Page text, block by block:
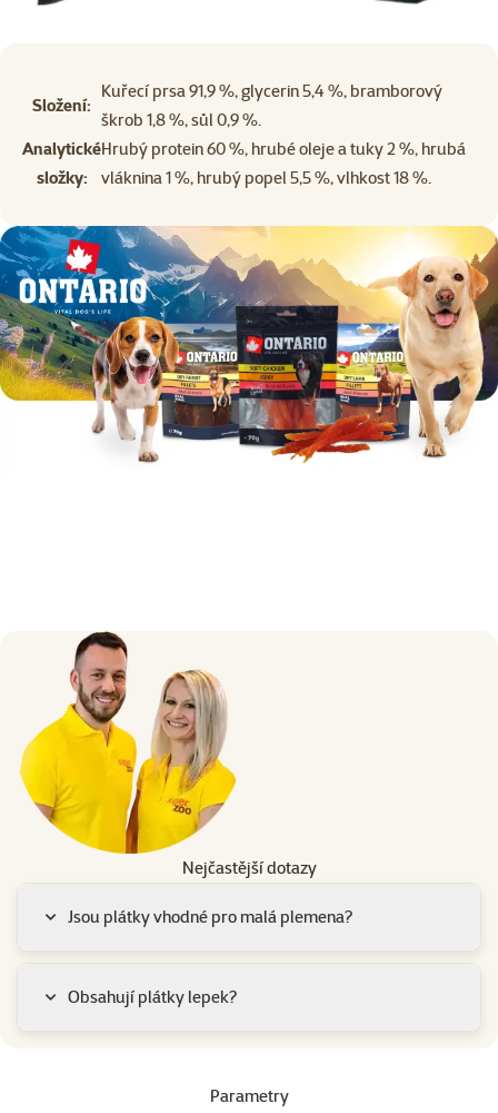
Složení:
Kuřecí prsa 91,9 %, glycerin 5,4 %, bramborový
škrob 1,8 %, sůl 0,9 %.
Analytické
složky:
Hrubý protein 60 %, hrubé oleje a tuky 2 %, hrubá
vláknina 1 %, hrubý popel 5,5 %, vlhkost 18 %.
Nejčastější dotazy
Jsou plátky vhodné pro malá plemena?
Obsahují plátky lepek?
Parametry